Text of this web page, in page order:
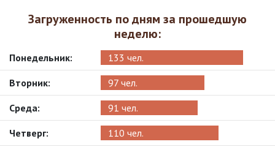
Загруженность по дням за прошедшую
неделю:
Понедельник: 133 чел.
Вторник: 97 чел.
Среда: 91 чел.
Четверг: 110 чел.